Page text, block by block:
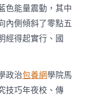
色能量震動，其中
內側傾斜了零點五
經得起實行、國
政治包養網學院馬
技巧年夜校、傳